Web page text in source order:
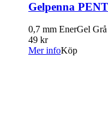
Gelpenna
0,7 mm EnerGel Grå
49 kr
Mer infoKöp